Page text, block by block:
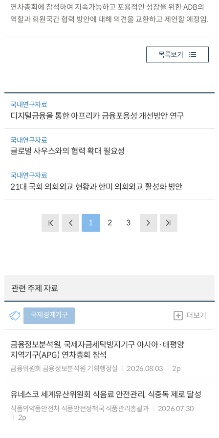
연차총회에 참석하여 지속가능하고 포용적인 성장을 위한 ADB의
역할과 회원국간 협력 방안에 대해 의견을 교환하고 제언할 예정임.
목록보기
국내연구자료
디지털금융을 통한 아프리카 금융포용성 개선방안 연구
국내연구자료
글로벌 사우스와의 협력 확대 필요성
국내연구자료
21대 국회 의회외교 현황과 한미 의회외교 활성화 방안
1 2 3
관련 주제 자료
국제경제기구 더보기
금융정보분석원, 국제자금세탁방지기구 아시아·태평양
지역기구(APG) 연차총회 참석
금융위원회 금융정보분석원 기획행정실 2026.08.03 2p
유네스코 세계유산위원회 식음료 안전관리, 식중독 제로 달성
식품의약품안전처 식품안전정책국 식품관리총괄과
2026.07.30
2p